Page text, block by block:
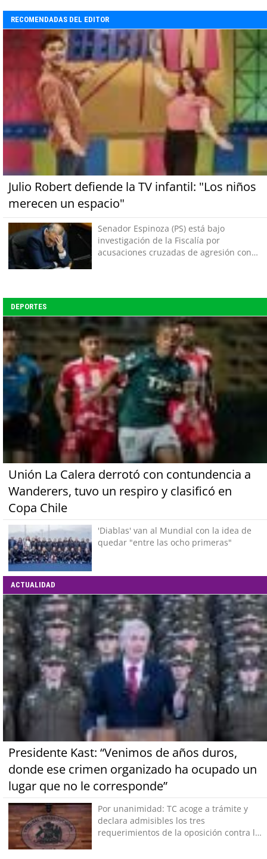
RECOMENDADAS DEL EDITOR
Julio Robert defiende la TV infantil: "Los niños
merecen un espacio"
Senador Espinoza (PS) está bajo
investigación de la Fiscalía por
acusaciones cruzadas de agresión con
DEPORTES
Unión La Calera derrotó con contundencia a
Wanderers, tuvo un respiro y clasificó en
Copa Chile
'Diablas' van al Mundial con la idea de
quedar "entre las ocho primeras"
ACTUALIDAD
Presidente Kast: “Venimos de años duros,
donde ese crimen organizado ha ocupado un
lugar que no le corresponde”
Por unanimidad: TC acoge a trámite y
declara admisibles los tres
requerimientos de la oposición contra la